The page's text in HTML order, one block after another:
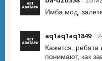
Имба мод,
aq1aq1aq1849
Кажется, ребята
понимают, как